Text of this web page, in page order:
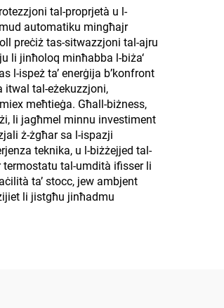
tal-proprjetà u l-
automatiku mingħajr
preċiż tas-sitwazzjoni tal-ajru
li jinħoloq minħabba l-biża‘
l-ispeż ta’ enerġija b’konfront
itwal tal-eżekuzzjoni,
meħtieġa. Għall-biżness,
li jagħmel minnu investiment
ż-żgħar sa l-ispazji
teknika, u l-biżżejjed tal-
tal-umdità ifisser li
ta’ stocc, jew ambjent
li jistgħu jinħadmu